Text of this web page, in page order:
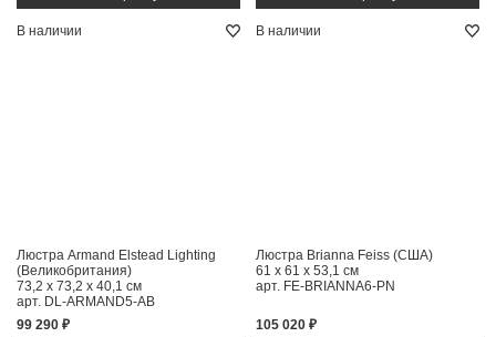
В наличии
Люстра Armand Elstead Lighting
(Великобритания)
73,2 x 73,2 x 40,1 см
арт. DL-ARMAND5-AB
99 290 ₽
В наличии
Люстра Brianna Feiss (США)
61 x 61 x 53,1 см
арт. FE-BRIANNA6-PN
105 020 ₽